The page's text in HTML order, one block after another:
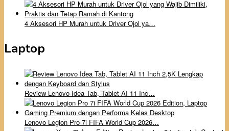
4 Aksesori HP Murah untuk Driver Ojol ya…
Laptop
Review Lenovo Idea Tab, Tablet AI 11 Inc…
Lenovo Legion Pro 7i FIFA World Cup 2026…